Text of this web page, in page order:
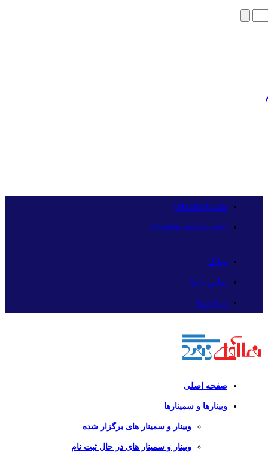
09358341515
info@namaava.com
وبلاگ
تماس با ما
درباره ما
صفحه اصلی
وبینارها و سمینارها
وبینار و سمینار های برگزار شده
وبینار و سمینار های در حال ثبت نام